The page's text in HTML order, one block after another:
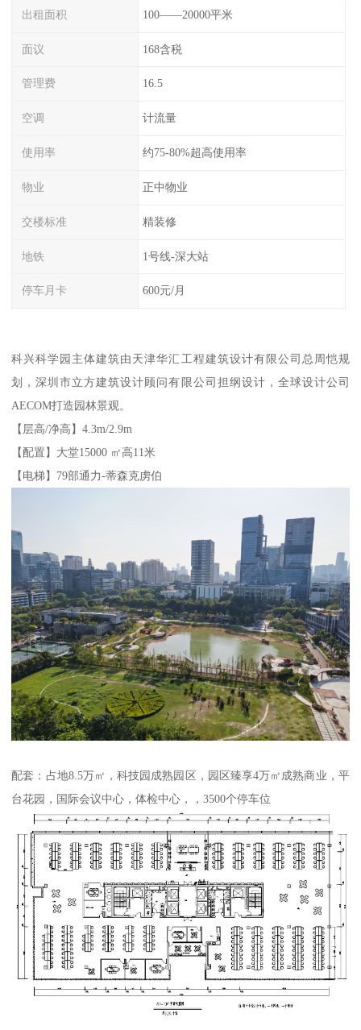
出租面积 100——20000平米
面议 168含税
管理费 16.5
空调 计流量
使用率 约75-80%超高使用率
物业 正中物业
交楼标准 精装修
地铁 1号线-深大站
停车月卡 600元/月
科兴科学园主体建筑由天津华汇工程建筑设计有限公司总周恺规
划，深圳市立方建筑设计顾问有限公司担纲设计，全球设计公司
AECOM打造园林景观。
【层高/净高】4.3m/2.9m
【配置】大堂15000 ㎡高11米
【电梯】79部通力-蒂森克虏伯
配套：占地8.5万㎡，科技园成熟园区，园区臻享4万㎡成熟商业，平
台花园，国际会议中心，体检中心，，3500个停车位